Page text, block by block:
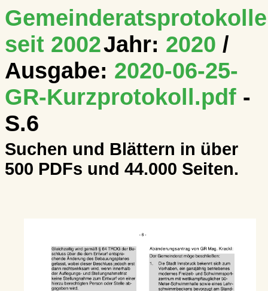
Gemeinderatsprotokolle
seit 2002Jahr: 2020 /
Ausgabe: 2020-06-25-
GR-Kurzprotokoll.pdf -
S.6
Suchen und Blättern in über
500 PDFs und 44.000 Seiten.